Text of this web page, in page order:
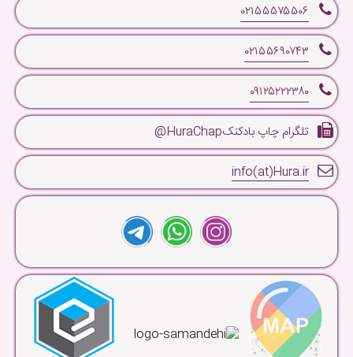
۰۲۱۵۵۵۷۵۵۰۶
۰۲۱۵۵۶۹۰۷۴۳
۰۹۱۲۵۲۲۲۳۸۰
تلگرام چاپ بادکنکHuraChap@
info(at)Hura.ir